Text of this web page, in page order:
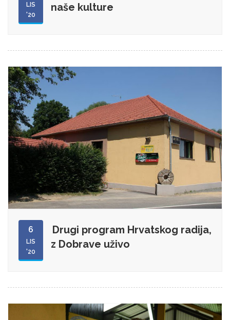
LIS
'20
naše kulture
6
LIS
'20
Drugi program Hrvatskog radija,
z Dobrave uživo